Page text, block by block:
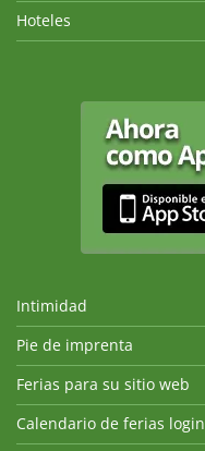
Hoteles
Intimidad
Pie de imprenta
Ferias para su sitio web
Calendario de ferias login